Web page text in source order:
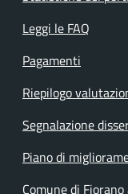
Leggi le FAQ
Pagamenti
Riepilogo
Segnalazione
Piano di
Comune di